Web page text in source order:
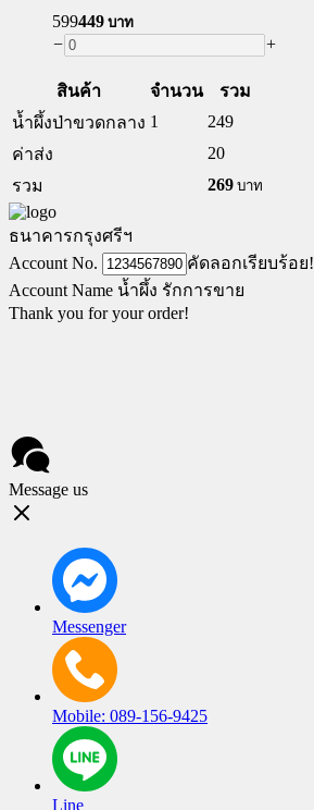
599449 บาท
− +
สินค้า จำนวน
รวม
น้ำผึ้งป่าขวดกลาง 1
249
ค่าส่ง
20
รวม
269 บาท
ธนาคารกรุงศรีฯ
Account No.
คัดลอกเรียบร้อย!
Account Name น้ำผึ้ง รักการขาย
Thank you for your order!
Message us
Messenger
Mobile: 089-156-9425
Line